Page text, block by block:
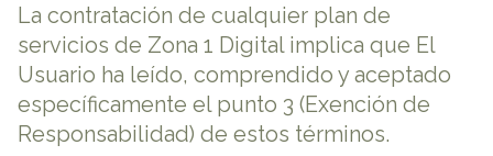
La contratación de cualquier plan de
servicios de Zona 1 Digital implica que El
Usuario ha leído, comprendido y aceptado
específicamente el punto 3 (Exención de
Responsabilidad) de estos términos.